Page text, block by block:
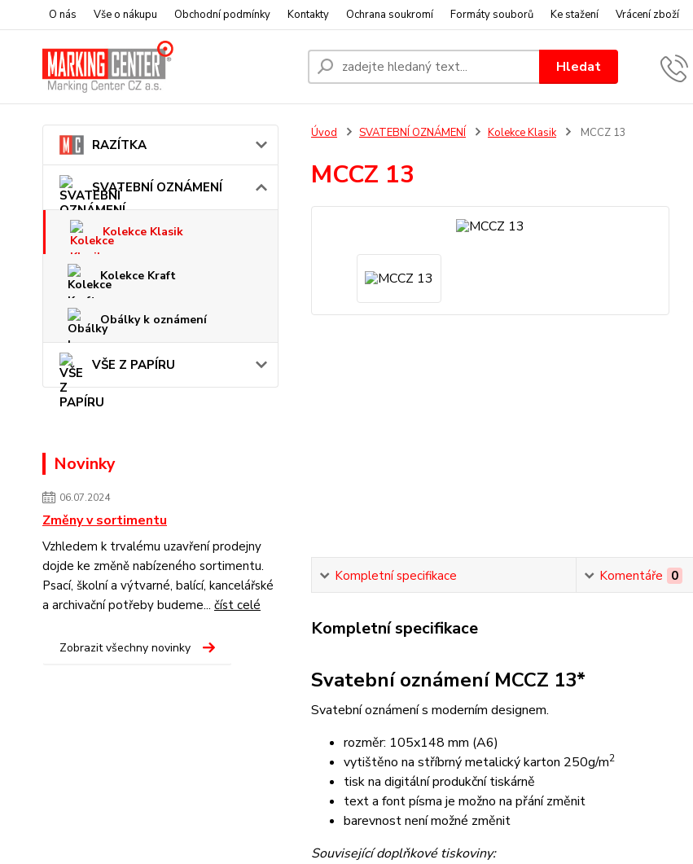
O nás Vše o nákupu Obchodní podmínky Kontakty Ochrana soukromí Formáty souborů Ke stažení Vrácení zboží
Hledat
RAZÍTKA
SVATEBNÍ OZNÁMENÍ
Kolekce Klasik
Kolekce Kraft
Obálky k oznámení
VŠE Z PAPÍRU
Novinky
06.07.2024
Změny v sortimentu
Vzhledem k trvalému uzavření prodejny
dojde ke změně nabízeného sortimentu.
Psací, školní a výtvarné, balící, kancelářské
a archivační potřeby budeme... číst celé
Zobrazit všechny novinky
Úvod SVATEBNÍ OZNÁMENÍ Kolekce Klasik MCCZ 13
MCCZ 13
Kompletní specifikace Komentáře 0
Kompletní specifikace
Svatební oznámení MCCZ 13*
Svatební oznámení s moderním designem.
rozměr: 105x148 mm (A6)
vytištěno na stříbrný metalický karton 250g/m2
tisk na digitální produkční tiskárně
text a font písma je možno na přání změnit
barevnost není možné změnit
Související doplňkové tiskoviny: